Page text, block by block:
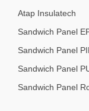
Atap Insulatech
Sandwich Panel
Sandwich Panel
Sandwich Panel
Sandwich Panel